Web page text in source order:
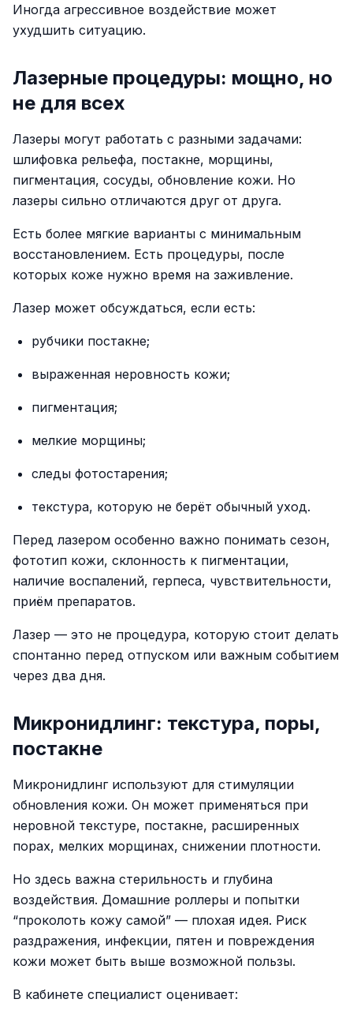
Иногда агрессивное воздействие может
ухудшить ситуацию.
Лазерные процедуры: мощно, но
не для всех
Лазеры могут работать с разными задачами:
шлифовка рельефа, постакне, морщины,
пигментация, сосуды, обновление кожи. Но
лазеры сильно отличаются друг от друга.
Есть более мягкие варианты с минимальным
восстановлением. Есть процедуры, после
которых коже нужно время на заживление.
Лазер может обсуждаться, если есть:
рубчики постакне;
выраженная неровность кожи;
пигментация;
мелкие морщины;
следы фотостарения;
текстура, которую не берёт обычный уход.
Перед лазером особенно важно понимать сезон,
фототип кожи, склонность к пигментации,
наличие воспалений, герпеса, чувствительности,
приём препаратов.
Лазер — это не процедура, которую стоит делать
спонтанно перед отпуском или важным событием
через два дня.
Микронидлинг: текстура, поры,
постакне
Микронидлинг используют для стимуляции
обновления кожи. Он может применяться при
неровной текстуре, постакне, расширенных
порах, мелких морщинах, снижении плотности.
Но здесь важна стерильность и глубина
воздействия. Домашние роллеры и попытки
“проколоть кожу самой” — плохая идея. Риск
раздражения, инфекции, пятен и повреждения
кожи может быть выше возможной пользы.
В кабинете специалист оценивает: